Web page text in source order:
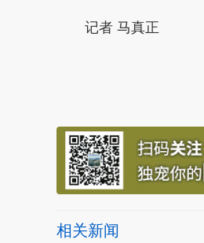
记者 马真正
相关新闻